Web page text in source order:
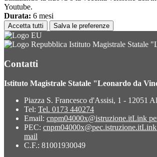
Youtube.
Durata: 6 mesi
Accetta tutti Salva le preferenze
Istituto Magistrale Statale
Contatti
Istituto Magistrale Statale "Leonardo da
Piazza S. Francesco d'Assisi, 1 - 12051
Tel: Tel. 0173 440274
Email: cnpm04000x@istruzione.itLink
PEC: cnpm04000x@pec.istruzione.itLink
mail
C.F.: 81001930049